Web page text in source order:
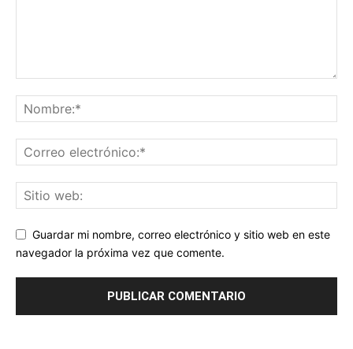
Guardar mi nombre, correo electrónico y sitio web en este
navegador la próxima vez que comente.